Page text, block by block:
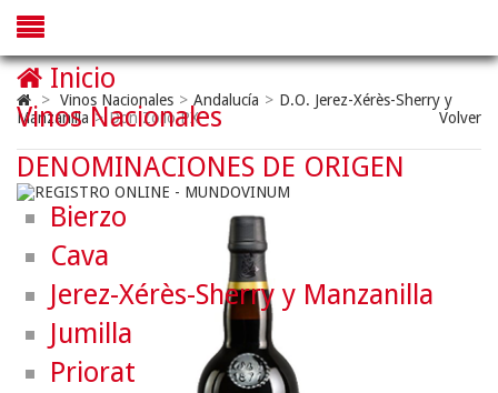
> Vinos Nacionales > Andalucía > D.O. Jerez-Xérès-Sherry y
Manzanilla > Don Zoilo PX Volver
Inicio
Vinos Nacionales
DENOMINACIONES DE ORIGEN
Bierzo
Cava
Jerez-Xérès-Sherry y Manzanilla
Jumilla
Priorat